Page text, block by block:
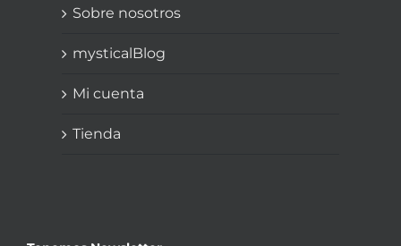
Sobre nosotros
mysticalBlog
Mi cuenta
Tienda